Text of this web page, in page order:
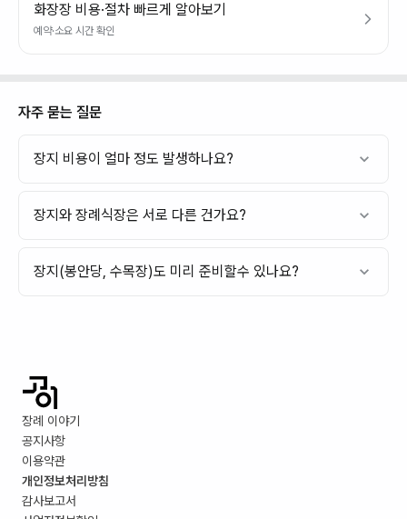
화장장 비용·절차 빠르게 알아보기
예약·소요 시간 확인
자주 묻는 질문
장지 비용이 얼마 정도 발생하나요?
장지와 장례식장은 서로 다른 건가요?
장지(봉안당, 수목장)도 미리 준비할수 있나요?
장례 이야기
공지사항
이용약관
개인정보처리방침
감사보고서